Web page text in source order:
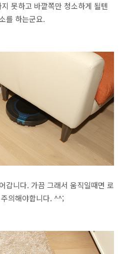
못하고 바깥쪽만 청소하게 될텐
를 하는군요.
갑니다. 가끔 그래서 움직일때면 로
의해야합니다. ^^;